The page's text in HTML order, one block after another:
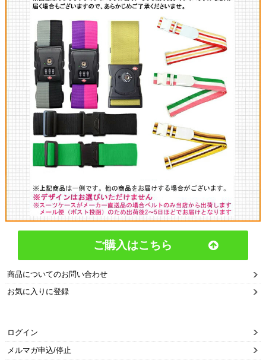
ご購入はこちら
商品についてのお問い合わせ
お気に入りに登録
ログイン
メルマガ申込/停止